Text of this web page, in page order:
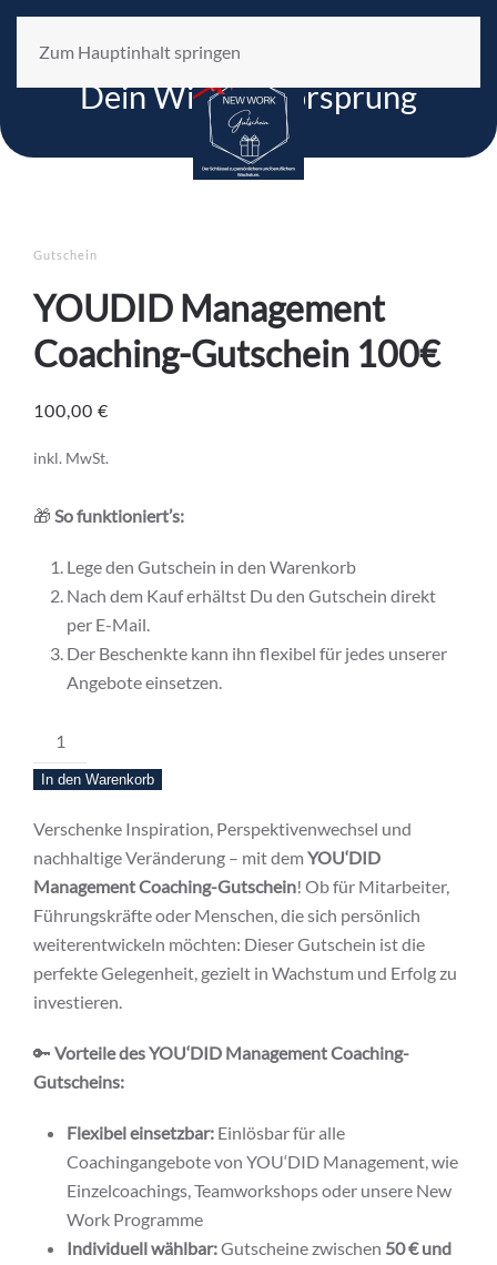
Zum Hauptinhalt springen
YOU`DID Management
Dein Wissensvorsprung
Gutschein
YOUDID Management
Coaching-Gutschein 100€
100,00 €
inkl. MwSt.
🎁 So funktioniert’s:
Lege den Gutschein in den Warenkorb
Nach dem Kauf erhältst Du den Gutschein direkt
per E-Mail.
Der Beschenkte kann ihn flexibel für jedes unserer
Angebote einsetzen.
Gutschein
100
Menge
In den Warenkorb
Verschenke Inspiration, Perspektivenwechsel und
nachhaltige Veränderung – mit dem YOU‘DID
Management Coaching-Gutschein! Ob für Mitarbeiter,
Führungskräfte oder Menschen, die sich persönlich
weiterentwickeln möchten: Dieser Gutschein ist die
perfekte Gelegenheit, gezielt in Wachstum und Erfolg zu
investieren.
🔑 Vorteile des YOU‘DID Management Coaching-
Gutscheins:
Flexibel einsetzbar: Einlösbar für alle
Coachingangebote von YOU‘DID Management, wie
Einzelcoachings, Teamworkshops oder unsere New
Work Programme
Individuell wählbar:Gutscheine zwischen 50 € und